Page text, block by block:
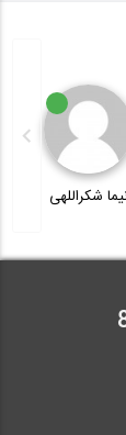
BuddyZHot